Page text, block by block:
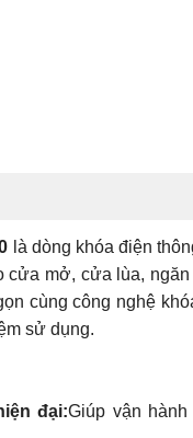
là dòng khóa điện
mở, cửa lùa,
cùng công nghệ
sử dụng.
đại:Giúp vận